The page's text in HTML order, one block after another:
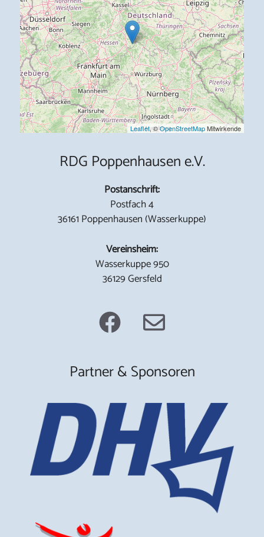
Leaflet, ©OpenStreetMapMitwirkende
RDG Poppenhausen e.V.
Postanschrift:
Postfach 4
36161 Poppenhausen (Wasserkuppe)
Vereinsheim:
Wasserkuppe 950
36129 Gersfeld
Partner & Sponsoren